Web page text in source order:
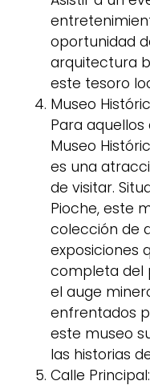
oportunidad
arquitectura
este tesoro
Museo
Para
Museo
es una
de visitar.
Pioche, este
colección de
exposiciones
completa del
el auge
enfrentados
este museo
las historias
Calle